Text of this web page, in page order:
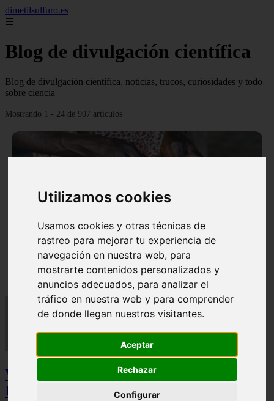
Utilizamos cookies
Usamos cookies y otras técnicas de
rastreo para mejorar tu experiencia de
navegación en nuestra web, para
mostrarte contenidos personalizados y
anuncios adecuados, para analizar el
tráfico en nuestra web y para comprender
de donde llegan nuestros visitantes.
Aceptar
Rechazar
Configurar
dimetilsulfuro.es
☰
Blog de divulgación científica
Blog de divulgación científica, noticias, trucos, curiosidades y todo
sobre ciencia
Mostrando 1 - 24 de 907 artículos
En África harán lo que parecía imposible: Utilizarán
moléculas de agua para cocinar sus alimentos
Video Advertencias desde la cúspide de la
IA: Hinton y el posible colapso social